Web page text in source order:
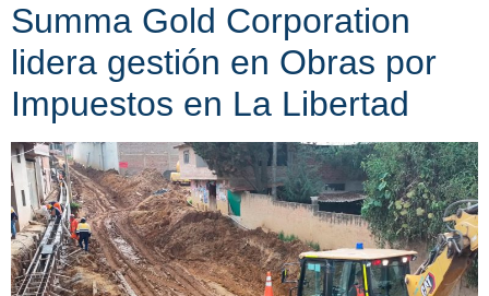
Summa Gold Corporation
lidera gestión en Obras por
Impuestos en La Libertad